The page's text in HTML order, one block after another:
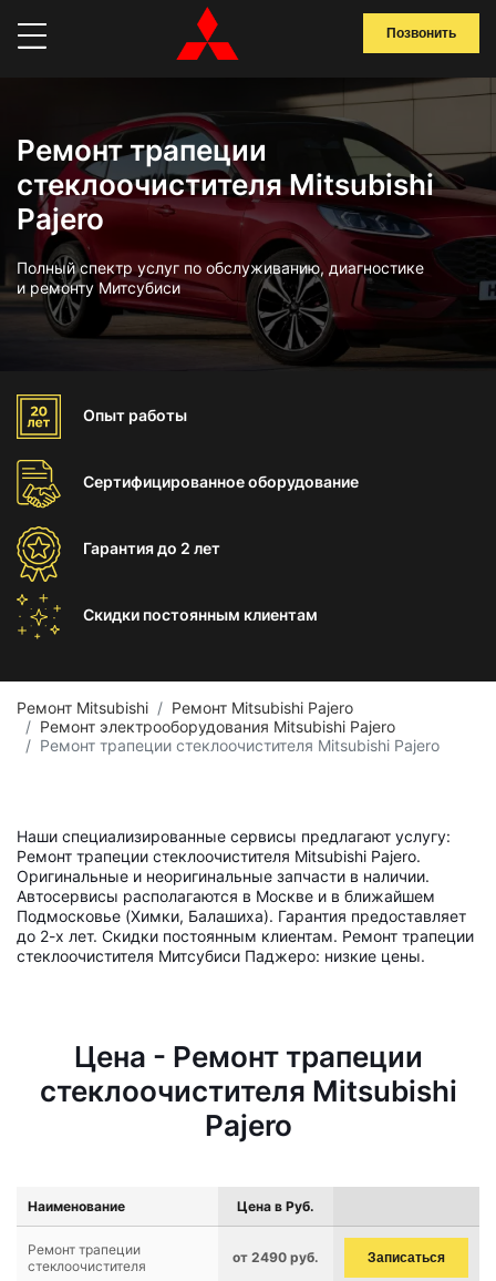
Позвонить
Ремонт трапеции
стеклоочистителя Mitsubishi
Pajero
Полный спектр услуг по обслуживанию, диагностике
и ремонту Митсубиси
Опыт работы
Сертифицированноеоборудование
Гарантиядо 2 лет
Скидки постоянным клиентам
Ремонт Mitsubishi
Ремонт Mitsubishi Pajero
Ремонт электрооборудования Mitsubishi Pajero
Ремонт трапеции стеклоочистителя Mitsubishi Pajero
Наши специализированные сервисы предлагают услугу:
Ремонт трапеции стеклоочистителя Mitsubishi Pajero.
Оригинальные и неоригинальные запчасти в наличии.
Автосервисы располагаются в Москве и в ближайшем
Подмосковье (Химки, Балашиха). Гарантия предоставляет
до 2-х лет. Скидки постоянным клиентам. Ремонт трапеции
стеклоочистителя Митсубиси Паджеро: низкие цены.
Цена - Ремонт трапеции
стеклоочистителя Mitsubishi
Pajero
Наименование Цена в Руб.
Ремонт трапеции
стеклоочистителя
от 2490 руб. Записаться